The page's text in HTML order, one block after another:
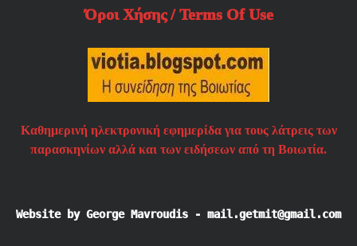
Όροι Χήσης / Terms Of Use
Καθημερινή ηλεκτρονική εφημερίδα για τους λάτρεις των
παρασκηνίων αλλά και των ειδήσεων από τη Βοιωτία.
Website by George Mavroudis - mail.getmit@gmail.com